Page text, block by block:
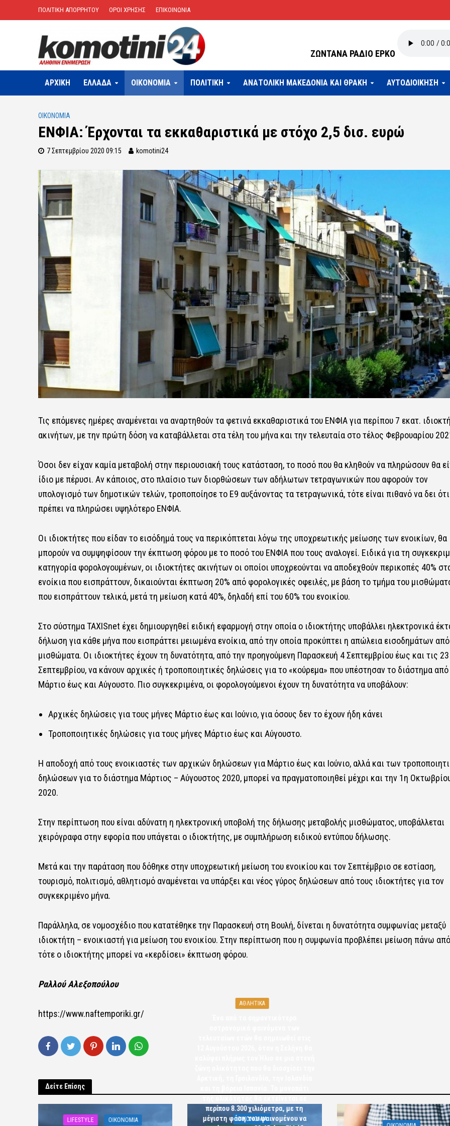
ΠΟΛΙΤΙΚΗ ΑΠΟΡΡΗΤΟΥ ΟΡΟΙ ΧΡΗΣΗΣ ΕΠΙΚΟΙΝΩΝΙΑ
ΖΩΝΤΑΝΑ ΡΑΔΙΟ ΕΡΚΟ
ΑΡΧΙΚΗ ΕΛΛΑΔΑ OIKONOMIA ΠΟΛΙΤΙΚΗ ΑΝΑΤΟΛΙΚΗ ΜΑΚΕΔΟΝΙΑ ΚΑΙ ΘΡΑΚΗ ΑΥΤΟΔΙΟΙΚΗΣΗ
OIKONOMIA
ΕΝΦΙΑ: Έρχονται τα εκκαθαριστικά με στόχο 2,5 δισ. ευρώ
7 Σεπτεμβρίου 2020 09:15 komotini24
Τις επόμενες ημέρες αναμένεται να αναρτηθούν τα φετινά εκκαθαριστικά του ΕΝΦΙΑγια περίπου 7 εκατ.
ακινήτων, με την πρώτη δόση να καταβάλλεται στα τέλη του μήνα και την τελευταία στο τέλος Φεβρουαρίου
Όσοι δεν είχαν καμία μεταβολή στην περιουσιακή τους κατάσταση, το ποσό που θα κληθούν να πληρώσουν θα
ίδιο με πέρυσι. Αν κάποιος, στο πλαίσιο των διορθώσεων των αδήλωτων τετραγωνικών που αφορούν τον
υπολογισμό των δημοτικών τελών, τροποποίησε το Ε9 αυξάνοντας τα τετραγωνικά, τότε είναι πιθανό να δει ότι
πρέπει να πληρώσει υψηλότερο ΕΝΦΙΑ.
Οι ιδιοκτήτες που είδαν το εισόδημά τους να περικόπτεται λόγω της υποχρεωτικής μείωσης των ενοικίων, θα
μπορούν να συμψηφίσουν την έκπτωση φόρου με το ποσό του ΕΝΦΙΑ που τους αναλογεί. Ειδικά για τη
κατηγορία φορολογουμένων, οι ιδιοκτήτες ακινήτων οι οποίοι υποχρεούνται να αποδεχθούν περικοπές 40%
ενοίκια που εισπράττουν, δικαιούνται έκπτωση 20% από φορολογικές οφειλές, με βάση το τμήμα του
που εισπράττουν τελικά, μετά τη μείωση κατά 40%, δηλαδή επί του 60% του ενοικίου.
Στο σύστημα TAXISnet έχει δημιουργηθεί ειδική εφαρμογή στην οποία ο ιδιοκτήτης υποβάλλει ηλεκτρονικά
δήλωση για κάθε μήνα που εισπράττει μειωμένα ενοίκια, από την οποία προκύπτει η απώλεια εισοδημάτων από
μισθώματα. Οι ιδιοκτήτες έχουν τη δυνατότητα, από την προηγούμενη Παρασκευή 4 Σεπτεμβρίου έως και τις 23
Σεπτεμβρίου, να κάνουν αρχικές ή τροποποιητικές δηλώσεις για το «κούρεμα» που υπέστησαν το διάστημα από
Μάρτιο έως και Αύγουστο. Πιο συγκεκριμένα, οι φορολογούμενοι έχουν τη δυνατότητα να υποβάλουν:
Αρχικές δηλώσεις για τους μήνες Μάρτιο έως και Ιούνιο, για όσους δεν το έχουν ήδη κάνει
Τροποποιητικές δηλώσεις για τους μήνες Μάρτιο έως και Αύγουστο.
Η αποδοχή από τους ενοικιαστές των αρχικών δηλώσεων για Μάρτιο έως και Ιούνιο, αλλά και των
δηλώσεων για το διάστημα Μάρτιος – Αύγουστος 2020, μπορεί να πραγματοποιηθεί μέχρι και την 1η
2020.
Στην περίπτωση που είναι αδύνατη η ηλεκτρονική υποβολή της δήλωσης μεταβολής μισθώματος, υποβάλλεται
χειρόγραφα στην εφορία που υπάγεται ο ιδιοκτήτης, με συμπλήρωση ειδικού εντύπου δήλωσης.
Μετά και την παράταση που δόθηκε στην υποχρεωτική μείωση του ενοικίου και τον Σεπτέμβριο σε εστίαση,
τουρισμό, πολιτισμό, αθλητισμό αναμένεται να υπάρξει και νέος γύρος δηλώσεων από τους ιδιοκτήτες για τον
συγκεκριμένο μήνα.
Παράλληλα, σε νομοσχέδιο που κατατέθηκε την Παρασκευή στη Βουλή, δίνεται η δυνατότητα συμφωνίας μεταξύ
ιδιοκτήτη – ενοικιαστή για μείωση του ενοικίου. Στην περίπτωση που η συμφωνία προβλέπει μείωση πάνω
τότε ο ιδιοκτήτης μπορεί να «κερδίσει» έκπτωση φόρου.
Ραλλού Αλεξοπούλου
https://www.naftemporiki.gr/
Δείτε Επίσης
LIFESTYLE
OIKONOMIA
OIKONOMIA
ΑΘΛΗΤΙΚΑ
περίπου 8.300 χιλιόμετρα, με τη
μέγιστη φάση του φαινομένου να